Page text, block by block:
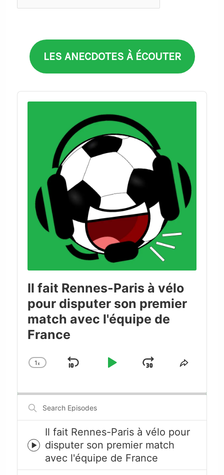
par
LES ANECDOTES À ÉCOUTER
Audio
Player
Il fait Rennes-Paris à vélo
pour disputer son premier
match avec l'équipe de
France
Change
1x
Skip
Play
JumpShare
Search
Episodes
Episode
play
icon
Il fait Rennes-Paris à vélo pour
disputer son premier match
avec l'équipe de France